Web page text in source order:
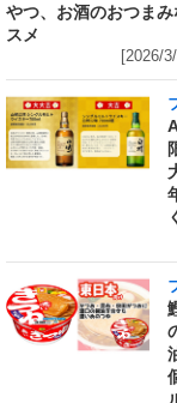
やつ、お酒のおつま
スメ
[2026/